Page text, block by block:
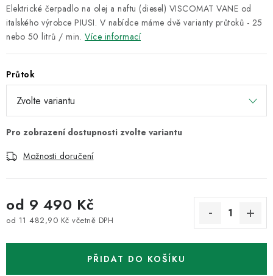
MYCÍ STOLY
Úvod O nás Kariéra Reference Servis
Bazar
Blog
Doprava & platby
Elektrické čerpadlo na olej a naftu (diesel) VISCOMAT VANE od
italského výrobce PIUSI. V nabídce máme dvě varianty průtoků - 25
nebo 50 litrů / min. Více informací
Průtok
Možnosti doručení
od 9 490 Kč
od 11 482,90 Kč včetně DPH
PŘIDAT DO KOŠÍKU